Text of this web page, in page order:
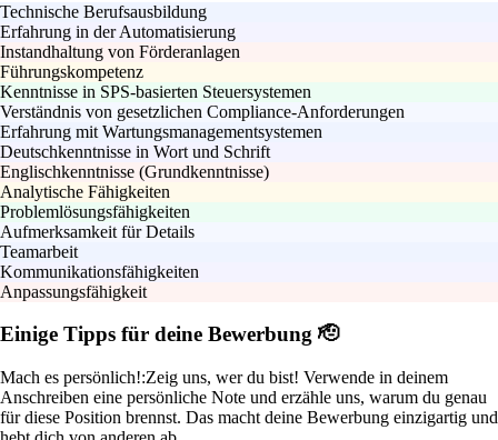
Technische Berufsausbildung
Erfahrung in der Automatisierung
Instandhaltung von Förderanlagen
Führungskompetenz
Kenntnisse in SPS-basierten Steuersystemen
Verständnis von gesetzlichen Compliance-Anforderungen
Erfahrung mit Wartungsmanagementsystemen
Deutschkenntnisse in Wort und Schrift
Englischkenntnisse (Grundkenntnisse)
Analytische Fähigkeiten
Problemlösungsfähigkeiten
Aufmerksamkeit für Details
Teamarbeit
Kommunikationsfähigkeiten
Anpassungsfähigkeit
Einige Tipps für deine Bewerbung 🫡
Mach es persönlich!:Zeig uns, wer du bist! Verwende in deinem
Anschreiben eine persönliche Note und erzähle uns, warum du genau
für diese Position brennst. Das macht deine Bewerbung einzigartig und